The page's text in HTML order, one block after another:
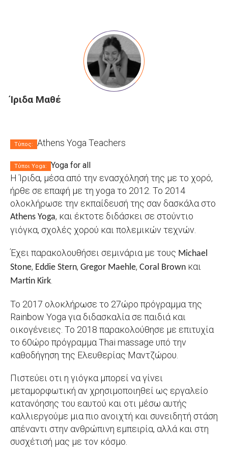
Ίριδα Μαθέ
Τύπος: Athens Yoga Teachers
Τύποι Yoga: Yoga for all
Η Ίριδα, μέσα από την ενασχόλησή της με το χορό,
ήρθε σε επαφή με τη yoga το 2012. Το 2014
ολοκλήρωσε την εκπαίδευσή της σαν δασκάλα στο
Athens Yoga, και έκτοτε διδάσκει σε στούντιο
γιόγκα, σχολές χορού και πολεμικών τεχνών.
Έχει παρακολουθήσει σεμινάρια με τους Michael
Stone, Eddie Stern, Gregor Maehle, Coral Brown και
Martin Kirk.
Το 2017 ολοκλήρωσε το 27ώρο πρόγραμμα της
Rainbow Yoga για διδασκαλία σε παιδιά και
οικογένειες. Το 2018 παρακολούθησε με επιτυχία
το 60ώρο πρόγραμμα Thai massage υπό την
καθοδήγηση της Ελευθερίας Μαντζώρου.
Πιστεύει οτι η γιόγκα μπορεί να γίνει
μεταμορφωτική αν χρησιμοποιηθεί ως εργαλείο
κατανόησης του εαυτού και οτι μέσω αυτής
καλλιεργούμε μια πιο ανοιχτή και συνειδητή στάση
απέναντι στην ανθρώπινη εμπειρία, αλλά και στη
συσχέτισή μας με τον κόσμο.